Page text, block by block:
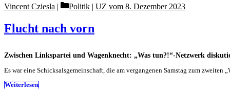
Zwischen Linkspartei und Wagenknecht: „Was tun?!“-Netzwerk
Flucht nach vorn
Vincent Cziesla Categories
Politik | UZ vom 8. Dezember 2023
Es war eine Schicksalsgemeinschaft, die am vergangenen Samstag zum
Weiterlesen